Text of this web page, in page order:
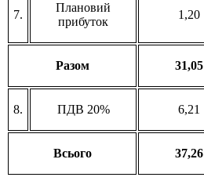
7.
Плановий
прибуток
1,20
Разом 31,05
8. ПДВ 20% 6,21
Всього 37,26